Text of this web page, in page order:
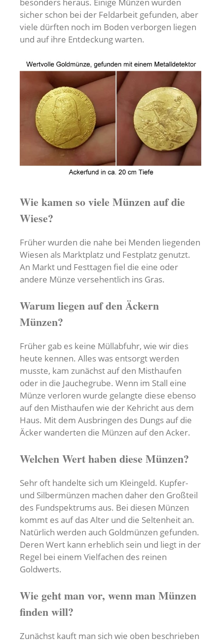
besonders heraus. Einige Münzen wurden
sicher schon bei der Feldarbeit gefunden, aber
viele dürften noch im Boden verborgen liegen
und auf ihre Entdeckung warten.
Wie kamen so viele Münzen auf die
Wiese?
Früher wurden die nahe bei Menden liegenden
Wiesen als Marktplatz und Festplatz genutzt.
An Markt und Festtagen fiel die eine oder
andere Münze versehentlich ins Gras.
Warum liegen auf den Äckern
Münzen?
Früher gab es keine Müllabfuhr, wie wir dies
heute kennen. Alles was entsorgt werden
musste, kam zunächst auf den Misthaufen
oder in die Jauchegrube. Wenn im Stall eine
Münze verloren wurde gelangte diese ebenso
auf den Misthaufen wie der Kehricht aus dem
Haus. Mit dem Ausbringen des Dungs auf die
Äcker wanderten die Münzen auf den Acker.
Welchen Wert haben diese Münzen?
Sehr oft handelte sich um Kleingeld. Kupfer-
und Silbermünzen machen daher den Großteil
des Fundspektrums aus. Bei diesen Münzen
kommt es auf das Alter und die Seltenheit an.
Natürlich werden auch Goldmünzen gefunden.
Deren Wert kann erheblich sein und liegt in der
Regel bei einem Vielfachen des reinen
Goldwerts.
Wie geht man vor, wenn man Münzen
finden will?
Zunächst kauft man sich wie oben beschrieben